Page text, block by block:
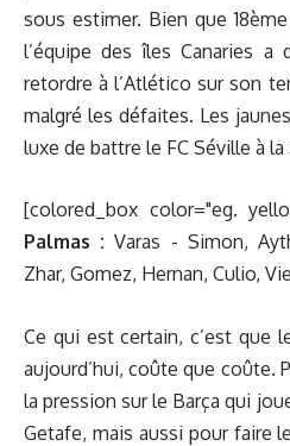
sous estimer. Bien que
l’équipe des îles Canaries
retordre à l’Atlético sur son
malgré les défaites. Les
luxe de battre le FC Séville à
[colored_box color="eg.
Palmas : Varas - Simon,
Zhar, Gomez, Hernan, Culio,
Ce qui est certain, c’est que
aujourd’hui, coûte que coûte.
la pression sur le Barça qui
Getafe, mais aussi pour faire